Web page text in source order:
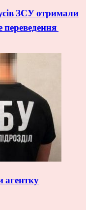
ЗСУ отримали
переведення
агентку